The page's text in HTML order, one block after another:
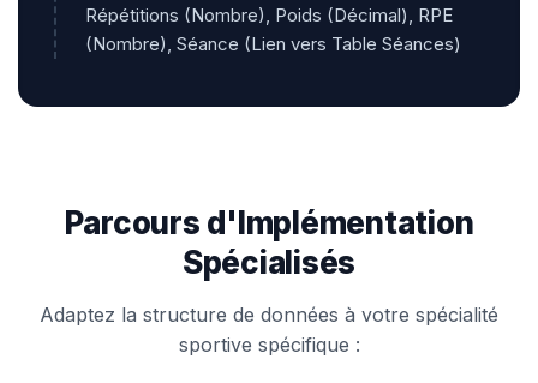
Répétitions (Nombre), Poids (Décimal), RPE
(Nombre), Séance (Lien vers Table Séances)
Parcours d'Implémentation
Spécialisés
Adaptez la structure de données à votre spécialité
sportive spécifique :